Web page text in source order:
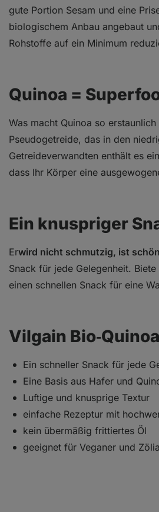
gute Portion Sesam und eine
biologischem Anbau angebaut
Rohstoffe auf ein Minimum
Quinoa =
Was macht Quinoa so
Pseudogetreide, das in den
Getreideverwandten enthält es
dass Ihr Körper eine
Ein knuspriger
Erwird nicht schmutzig, ist
Snack für jede Gelegenheit.
einen schnellen Snack für eine
Vilgain
Ein schneller Snack für jede
Eine Basis aus Hafer und
Luftige und knusprige Textur
einfache Rezeptur mit
kein übermäßig frittiertes Öl
geeignet für Veganer und